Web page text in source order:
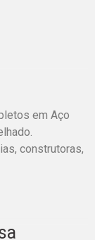
em Aço
construtoras,